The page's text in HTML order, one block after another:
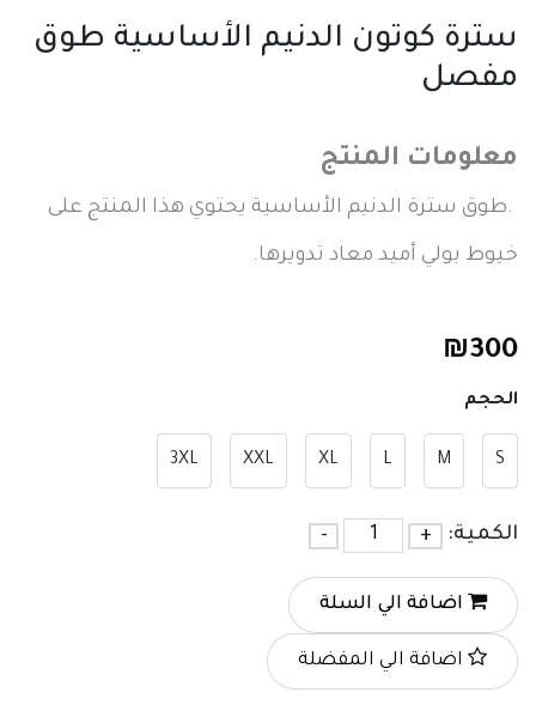
سترة كوتون الدنيم الأساسية طوق
مفصل
معلومات المنتج
.طوق سترة الدنيم الأساسية يحتوي هذا المنتج على
خيوط بولي أميد معاد تدويرها.
₪300
الحجم
S
M
L
XL
XXL
3XL
الكمية: +
-
اضافة الي السلة
اضافة الي المفضلة